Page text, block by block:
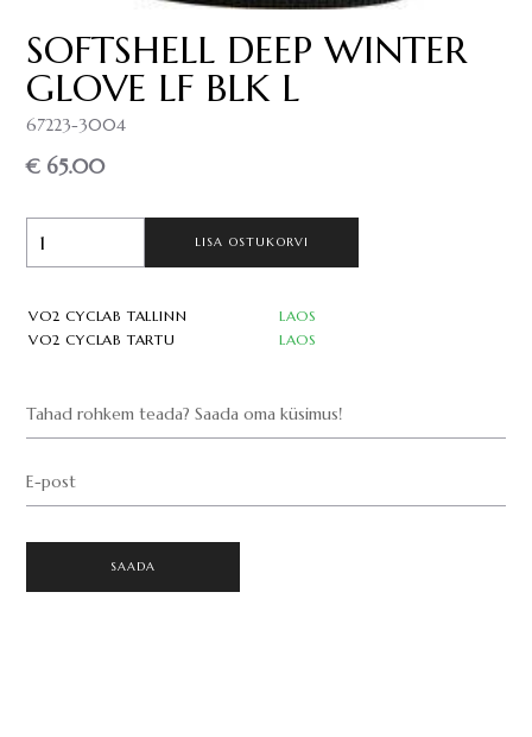
SOFTSHELL DEEP WINTER
GLOVE LF BLK L
67223-3004
€ 65.00
LISA OSTUKORVI
VO2 CYCLAB TALLINN
LAOS
VO2 CYCLAB TARTU
LAOS
Tahad rohkem teada? Saada oma küsimus!
E-post
SAADA